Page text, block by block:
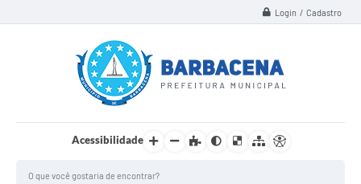
Login / Cadastro
Acessibilidade